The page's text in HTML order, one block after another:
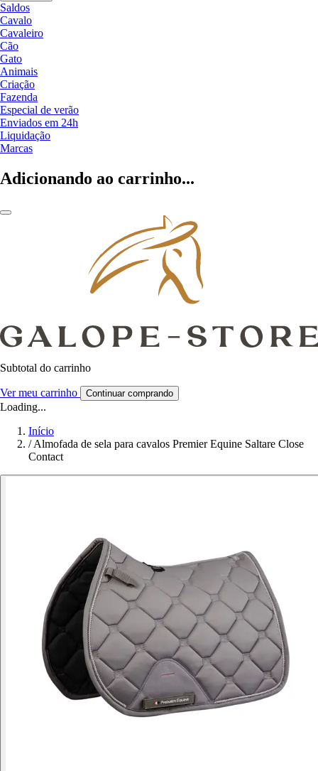
Saldos
Cavalo
Cavaleiro
Cão
Gato
Animais
Criação
Fazenda
Especial de verão
Enviados em 24h
Liquidação
Marcas
Adicionando ao carrinho...
Subtotal do carrinho
Ver meu carrinho Continuar comprando
Loading...
Início
/ Almofada de sela para cavalos Premier Equine Saltare Close
Contact